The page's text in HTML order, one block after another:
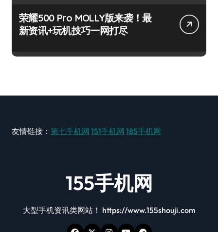
荣耀500 Pro MOLLY版来袭！最
新资讯+玩机技巧一网打尽
友情链接： 第七手机网 151手机网 185手机网
155手机网
大型手机资讯类网站！ https://www.155shouji.com